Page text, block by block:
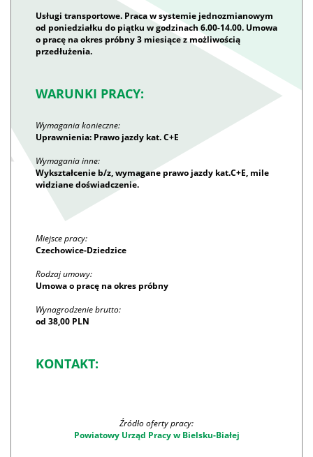
Usługi transportowe. Praca w systemie jednozmianowym
od poniedziałku do piątku w godzinach 6.00-14.00. Umowa
o pracę na okres próbny 3 miesiące z możliwością
przedłużenia.
WARUNKI PRACY:
Wymagania konieczne:
Uprawnienia: Prawo jazdy kat. C+E
Wymagania inne:
Wykształcenie b/z, wymagane prawo jazdy kat.C+E, mile
widziane doświadczenie.
Miejsce pracy:
Czechowice-Dziedzice
Rodzaj umowy:
Umowa o pracę na okres próbny
Wynagrodzenie brutto:
od 38,00 PLN
KONTAKT:
Źródło oferty pracy:
Powiatowy Urząd Pracy w Bielsku-Białej